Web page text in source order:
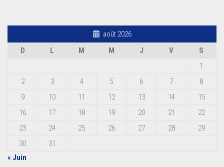
août 2026
D
L M M J V
S
1
2
3 4 5 6 7
8
9
10 11 12 13 14
15
16
17 18 19 20 21
22
23
24 25 26 27 28
29
30
31
« Juin